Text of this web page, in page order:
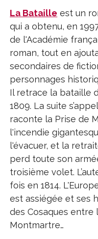
La Bataille est un
qui a obtenu, en
de l'Académie
roman, tout en
secondaires de
personnages
Il retrace la bataille
1809. La suite
raconte la Prise de
l'incendie
l'évacuer, et la
perd toute son
troisième volet.
fois en 1814.
est assiégée et ses
des Cosaques entre
Montmartre…